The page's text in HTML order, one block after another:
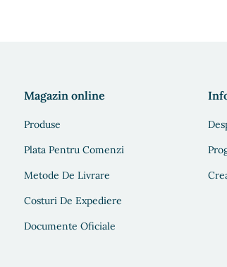
Magazin online
Produse
Plata Pentru Comenzi
Metode De Livrare
Costuri De Expediere
Documente Oficiale